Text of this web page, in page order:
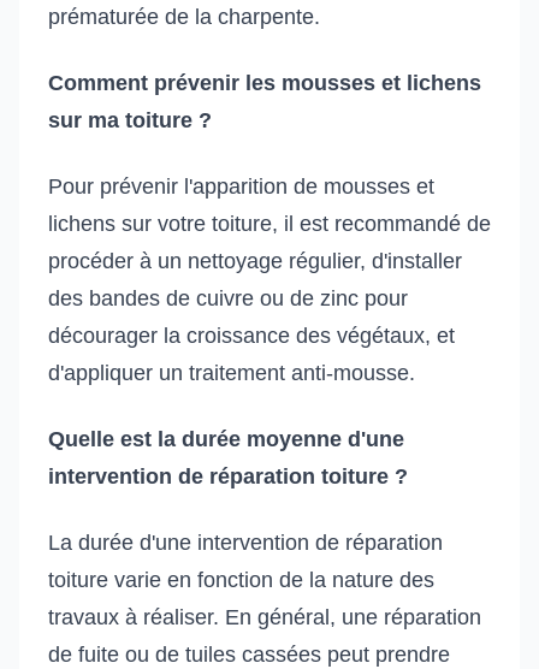
prématurée de la charpente.
Comment prévenir les mousses et lichens
sur ma toiture ?
Pour prévenir l'apparition de mousses et
lichens sur votre toiture, il est recommandé de
procéder à un nettoyage régulier, d'installer
des bandes de cuivre ou de zinc pour
décourager la croissance des végétaux, et
d'appliquer un traitement anti-mousse.
Quelle est la durée moyenne d'une
intervention de réparation toiture ?
La durée d'une intervention de réparation
toiture varie en fonction de la nature des
travaux à réaliser. En général, une réparation
de fuite ou de tuiles cassées peut prendre